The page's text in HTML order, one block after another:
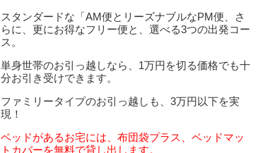
スタンダードな「AM便とリーズナブルなPM便、さ
らに、更にお得なフリー便と、選べる3つの出発コー
ス。
単身世帯のお引っ越しなら、1万円を切る価格でも十
分お引き受けできます。
ファミリータイプのお引っ越しも、3万円以下を実
現！
ベッドがあるお宅には、布団袋プラス、ベッドマッ
トカバーを無料で貸し出します。